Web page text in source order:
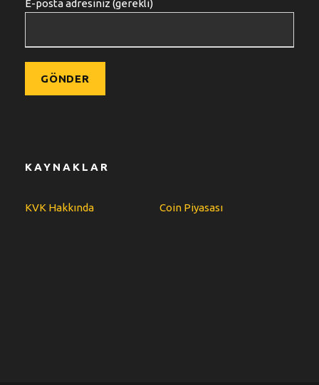
E-posta adresiniz (gerekli)
KAYNAKLAR
KVK Hakkında Coin Piyasası